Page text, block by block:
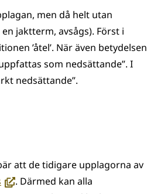
men då helt utan
jaktterm, avsågs). Först i
’åtel’. När även betydelsen
som nedsättande”. I
nedsättande”.
att de tidigare upplagorna av
(avautuu
. Därmed kan alla